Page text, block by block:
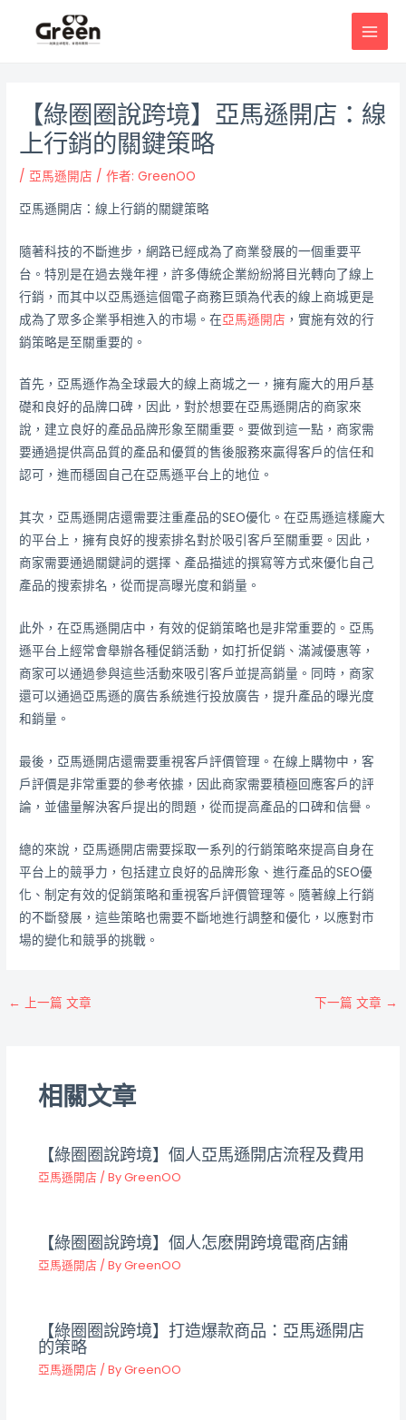
【綠圈圈說跨境】亞馬遜開店：線
上行銷的關鍵策略
/亞馬遜開店 / 作者:GreenOO
亞馬遜開店：線上行銷的關鍵策略
隨著科技的不斷進步，網路已經成為了商業發展的一個重要平
台。特別是在過去幾年裡，許多傳統企業紛紛將目光轉向了線上
行銷，而其中以亞馬遜這個電子商務巨頭為代表的線上商城更是
成為了眾多企業爭相進入的市場。在亞馬遜開店 ，實施有效的行
銷策略是至關重要的。
首先，亞馬遜作為全球最大的線上商城之一，擁有龐大的用戶基
礎和良好的品牌口碑，因此，對於想要在亞馬遜開店的商家來
說，建立良好的產品品牌形象至關重要。要做到這一點，商家需
要通過提供高品質的產品和優質的售後服務來贏得客戶的信任和
認可，進而穩固自己在亞馬遜平台上的地位。
其次，亞馬遜開店還需要注重產品的SEO優化。在亞馬遜這樣龐大
的平台上，擁有良好的搜索排名對於吸引客戶至關重要。因此，
商家需要通過關鍵詞的選擇、產品描述的撰寫等方式來優化自己
產品的搜索排名，從而提高曝光度和銷量。
此外，在亞馬遜開店中，有效的促銷策略也是非常重要的。亞馬
遜平台上經常會舉辦各種促銷活動，如打折促銷、滿減優惠等，
商家可以通過參與這些活動來吸引客戶並提高銷量。同時，商家
還可以通過亞馬遜的廣告系統進行投放廣告，提升產品的曝光度
和銷量。
最後，亞馬遜開店還需要重視客戶評價管理。在線上購物中，客
戶評價是非常重要的參考依據，因此商家需要積極回應客戶的評
論，並儘量解決客戶提出的問題，從而提高產品的口碑和信譽。
總的來說，亞馬遜開店需要採取一系列的行銷策略來提高自身在
平台上的競爭力，包括建立良好的品牌形象、進行產品的SEO優
化、制定有效的促銷策略和重視客戶評價管理等。隨著線上行銷
的不斷發展，這些策略也需要不斷地進行調整和優化，以應對市
場的變化和競爭的挑戰。
← 上一篇 文章 下一篇 文章 →
相關文章
【綠圈圈說跨境】個人亞馬遜開店流程及費用
亞馬遜開店 / ByGreenOO
【綠圈圈說跨境】個人怎麽開跨境電商店鋪
亞馬遜開店 / ByGreenOO
【綠圈圈說跨境】打造爆款商品：亞馬遜開店
的策略
亞馬遜開店 / ByGreenOO